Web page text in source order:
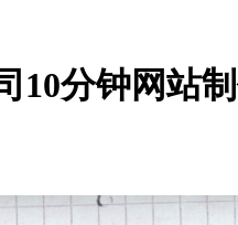
10分钟网站